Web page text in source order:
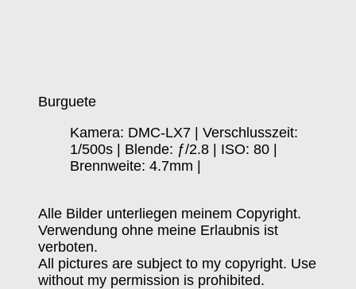
Burguete
Kamera: DMC-LX7 | Verschlusszeit:
1/500s | Blende: ƒ/2.8 | ISO: 80 |
Brennweite: 4.7mm |
Alle Bilder unterliegen meinem Copyright.
Verwendung ohne meine Erlaubnis ist
verboten.
All pictures are subject to my copyright. Use
without my permission is prohibited.